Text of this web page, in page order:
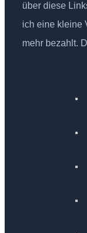
über diese
ich eine kleine
mehr bezahlt.